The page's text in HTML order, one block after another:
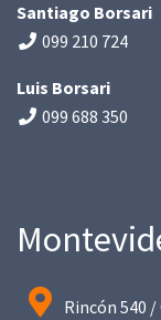
Santiago Borsari
099 210 724
Luis Borsari
099 688 350
Rincón 540